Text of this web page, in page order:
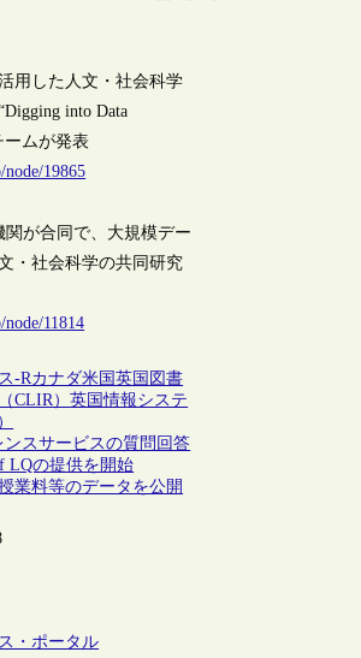
用した人文・社会科学
into Data
ームが発表
19865
が合同で、大規模デー
・社会科学の共同研究
11814
-Rカナダ米国英国 図書
CLIR）英国情報システ
ンスサービスの質問回答
LQの提供を開始
業料等のデータを公開
・ポータル